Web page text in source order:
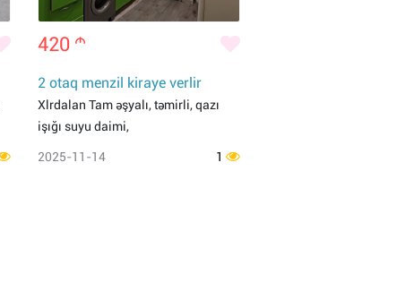
420 m
2 otaq menzil kiraye verlir
Xlrdalan Tam əşyalı, təmirli, qazı
işığı suyu daimi,
2025-11-14 1